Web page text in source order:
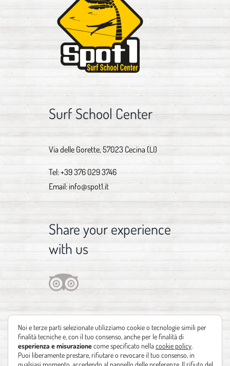
Surf School Center
Via delle Gorette, 57023 Cecina (LI)
Tel:+39 376 029 3746
Email: info@spot1.it
Share your experience
with us
Noi e terze parti selezionate utilizziamo cookie o tecnologie simili per
finalità tecniche e, con il tuo consenso, anche per le finalità di
esperienza e misurazionecome specificato nellacookie policy
Puoi liberamente prestare, rifiutare o revocare il tuo consenso, in
qualsiasi momento, accedendo al pannello delle preferenze. Il rifiuto del